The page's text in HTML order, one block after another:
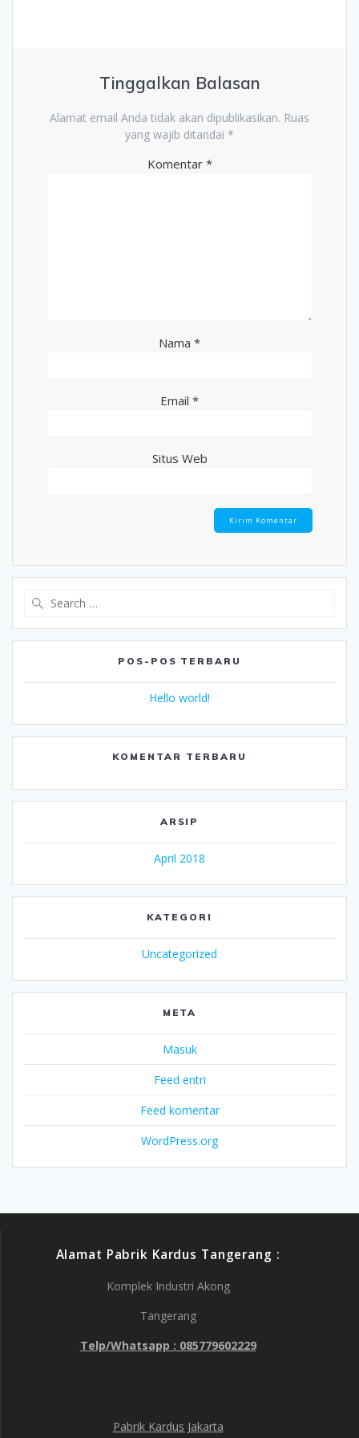
Tinggalkan Balasan
Alamat email Anda tidak akan dipublikasikan. Ruas
yang wajib ditandai *
Komentar *
Nama *
Email *
Situs Web
POS-POS TERBARU
Hello world!
KOMENTAR TERBARU
ARSIP
April 2018
KATEGORI
Uncategorized
META
Masuk
Feed entri
Feed komentar
WordPress.org
Alamat Pabrik Kardus Tangerang :
Komplek Industri Akong
Tangerang
Telp/Whatsapp : 085779602229
Pabrik Kardus Jakarta